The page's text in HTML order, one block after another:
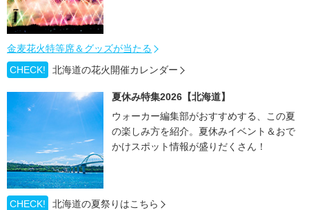
金麦花火特等席＆グッズが当たる
CHECK!
北海道の花火開催カレンダー
夏休み特集2026【北海道】
ウォーカー編集部がおすすめする、この夏
の楽しみ方を紹介。夏休みイベント＆おで
かけスポット情報が盛りだくさん！
CHECK! 北海道の夏祭りはこちら